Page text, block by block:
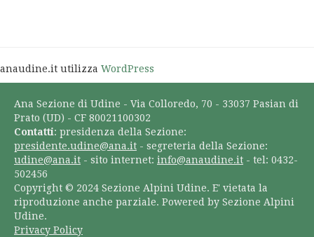
anaudine.it utilizza WordPress
Ana Sezione di Udine - Via Colloredo, 70 - 33037 Pasian di
Prato (UD) - CF 80021100302
Contatti: presidenza della Sezione:
presidente.udine@ana.it - segreteria della Sezione:
udine@ana.it - sito internet: info@anaudine.it - tel: 0432-
502456
Copyright © 2024 Sezione Alpini Udine. E' vietata la
riproduzione anche parziale. Powered by Sezione Alpini
Udine.
Privacy Policy